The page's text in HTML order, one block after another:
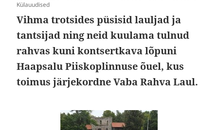
Külauudised
Vihma trotsides püsisid lauljad ja
tantsijad ning neid kuulama tulnud
rahvas kuni kontsertkava lõpuni
Haapsalu Piiskoplinnuse õuel, kus
toimus järjekordne Vaba Rahva Laul.